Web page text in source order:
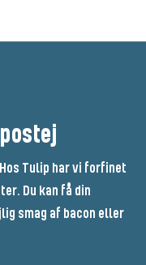
Tulip har vi forfinet
Du kan få din
smag af bacon eller